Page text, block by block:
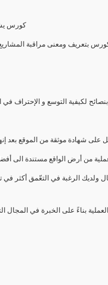
كورس
بتعريف ومعنى مراقبة
بنصائح لكيفية التوسع و
على شهادة موثقة من الموقع بعد
أرض الواقع مستندة الى أفضل
الرغبة في التعّمق أكثر
بناءً على الخبرة في